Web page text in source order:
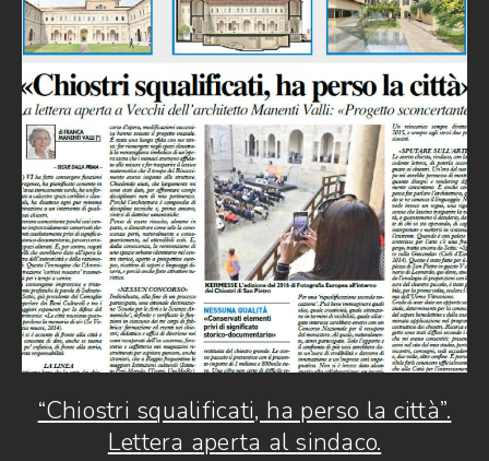
“Chiostri squalificati, ha perso la città”.
Lettera aperta al sindaco.